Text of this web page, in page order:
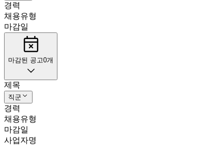
경력
채용유형
마감일
마감된 공고0개
제목
직군
경력
채용유형
마감일
사업자명